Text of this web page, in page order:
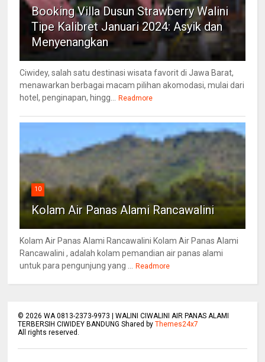
Booking Villa Dusun Strawberry Walini
Tipe Kalibret Januari 2024: Asyik dan
Menyenangkan
Ciwidey, salah satu destinasi wisata favorit di Jawa Barat,
menawarkan berbagai macam pilihan akomodasi, mulai dari
hotel, penginapan, hingg...
Readmore
10
Kolam Air Panas Alami Rancawalini
Kolam Air Panas Alami Rancawalini Kolam Air Panas Alami
Rancawalini , adalah kolam pemandian air panas alami
untuk para pengunjung yang ...
Readmore
© 2026 WA 0813-2373-9973 | WALINI CIWALINI AIR PANAS ALAMI
TERBERSIH CIWIDEY BANDUNG Shared byThemes24x7
All rights reserved.